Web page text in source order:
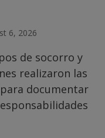
6, 2026
de socorro y
realizaron las
documentar